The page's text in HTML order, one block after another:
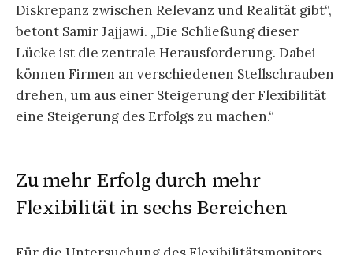
Diskrepanz zwischen Relevanz und Realität gibt“,
betont Samir Jajjawi. „Die Schließung dieser
Lücke ist die zentrale Herausforderung. Dabei
können Firmen an verschiedenen Stellschrauben
drehen, um aus einer Steigerung der Flexibilität
eine Steigerung des Erfolgs zu machen.“
Zu mehr Erfolg durch mehr
Flexibilität in sechs Bereichen